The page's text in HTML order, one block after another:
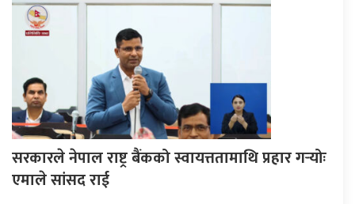
सरकारले नेपाल राष्ट्र बैंकको स्वायत्ततामाथि प्रहार गर्‍योः
एमाले सांसद राई